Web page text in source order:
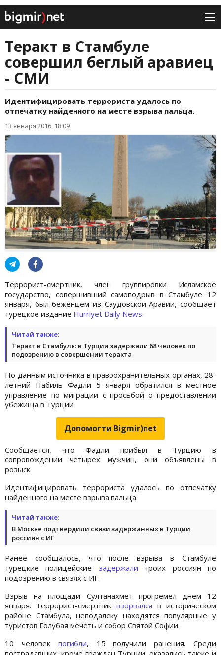
Теракт в Стамбуле
совершил беглый аравиец
- СМИ
Идентифицировать террориста удалось по
отпечатку найденного на месте взрыва пальца.
13 января 2016, 18:09
Террорист-смертник, член группировки Исламское
государство, совершивший самоподрыв в Стамбуле 12
января, был беженцем из Саудовской Аравии, сообщает
турецкое издание Hurriyet Daily News.
Читай также:
Теракт в Стамбуле: в Турции задержали 68 человек по
подозрению в совершении теракта
По данным источника в правоохранительных органах, 28-
летний Набиль Фадли 5 января обратился в местное
управление по миграции с просьбой о предоставлении
убежища в Турции.
Допомогти Bigmir)net
Сообщается, что Фадли прибыл в Турцию в
сопровождении четырех мужчин, они объявлены в
розыск.
Идентифицировать террориста удалось по отпечатку
найденного на месте взрыва пальца.
Читай также:
В Москве подтвердили связи задержанных в Турции
россиян с ИГ
Ранее сообщалось, что после взрыва в Стамбуле
турецкие полицейские задержали троих россиян по
подозрению в связях с ИГ.
Взрыв на площади Султанахмет прогремел днем 12
января. Террорист-смертник взорвался в историческом
районе Стамбула, неподалеку находятся популярные у
туристов Голубая мечеть и собор Святой Софии.
10 человек погибли, 15 получили ранения. Среди
пострадавших, кроме граждан Турции, оказались также и